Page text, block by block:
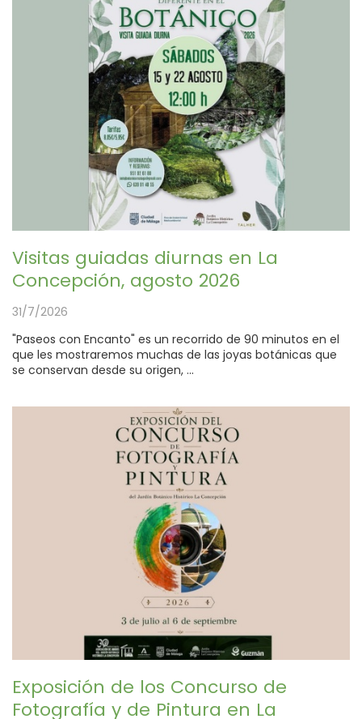
Visitas guiadas diurnas en La
Concepción, agosto 2026
31/7/2026
"Paseos con Encanto" es un recorrido de 90 minutos en el
que les mostraremos muchas de las joyas botánicas que
se conservan desde su origen, ...
Exposición de los Concurso de
Fotografía y de Pintura en La